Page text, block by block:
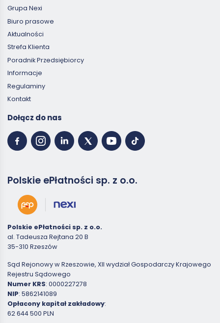
Grupa Nexi
Biuro prasowe
Aktualności
Strefa Klienta
Poradnik Przedsiębiorcy
Informacje
Regulaminy
Kontakt
Dołącz do nas
Polskie ePłatności sp. z o.o.
Polskie ePłatności sp. z o.o.
al. Tadeusza Rejtana 20 B
35-310 Rzeszów
Sąd Rejonowy w Rzeszowie, XII wydział Gospodarczy Krajowego
Rejestru Sądowego
Numer KRS: 0000227278
NIP: 5862141089
Opłacony kapitał zakładowy:
62 644 500 PLN